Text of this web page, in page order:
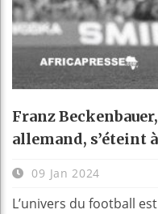
Franz
allemand, s’éteint à
09 Jan 2024
L’univers du football